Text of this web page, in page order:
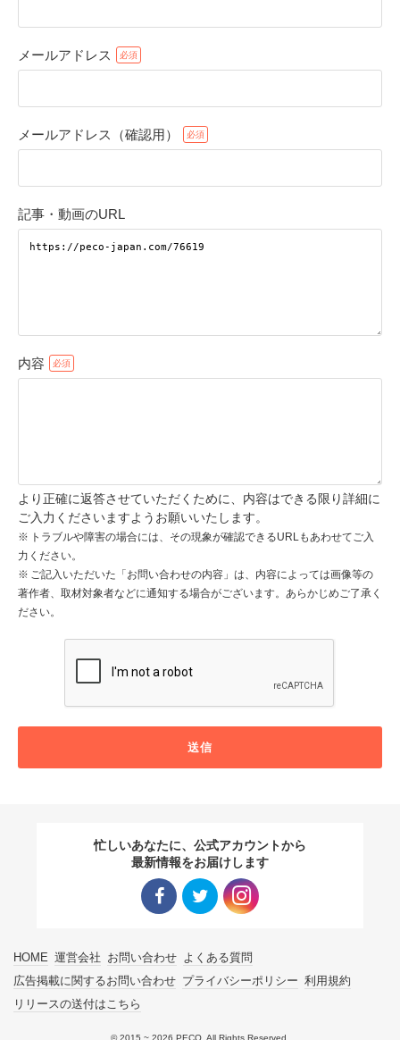
メールアドレス
メールアドレス（確認用）
記事・動画のURL
内容
より正確に返答させていただくために、内容はできる限り詳細に
ご入力くださいますようお願いいたします。
トラブルや障害の場合には、その現象が確認できるURLもあわせてご入
力ください。
ご記入いただいた「お問い合わせの内容」は、内容によっては画像等の
著作者、取材対象者などに通知する場合がございます。あらかじめご了承く
ださい。
送信
忙しいあなたに、公式アカウントから
最新情報をお届けします
HOME 運営会社 お問い合わせ よくある質問
広告掲載に関するお問い合わせ プライバシーポリシー 利用規約
リリースの送付はこちら
© 2015 ~ 2026 PECO. All Rights Reserved.
アプリで開く